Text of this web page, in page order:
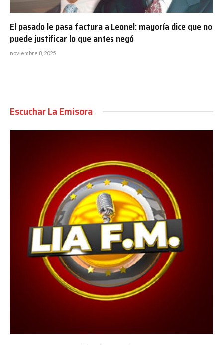
El pasado le pasa factura a Leonel: mayoría dice que no
puede justificar lo que antes negó
noviembre 8, 2025
Escuchar La Emisora